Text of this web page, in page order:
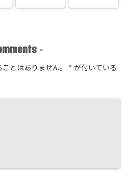
-
とはありません。 * が付いている